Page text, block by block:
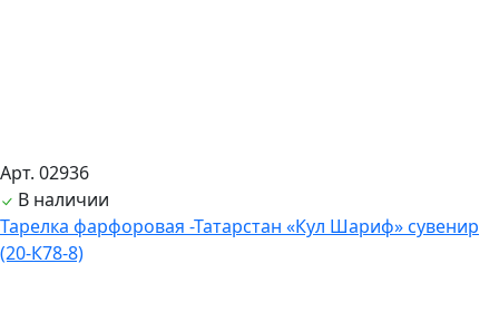
Арт. 02936
В наличии
Тарелка фарфоровая -Татарстан «Кул Шариф» сувенир
(20-К78-8)